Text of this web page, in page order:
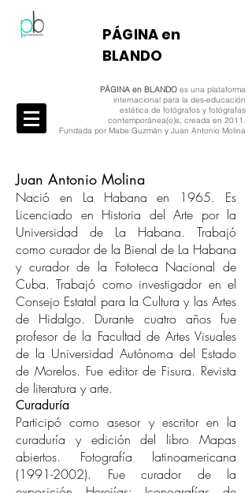
​PÁGINA en
BLANDO
PÁGINA en BLANDO es una plataforma
internacional para la des-educación
estética de fotógrafos y fotógrafas
contemporánea(o)s, creada en 2011.
Fundada por Mabe Guzmán y Juan Antonio Molina
Juan Antonio Molina
Nació en La Habana en 1965. Es
Licenciado en Historia del Arte por la
Universidad de La Habana. Trabajó
como curador de la Bienal de La Habana
y curador de la Fototeca Nacional de
Cuba. Trabajó como investigador en el
Consejo Estatal para la Cultura y las Artes
de Hidalgo. Durante cuatro años fue
profesor de la Facultad de Artes Visuales
de la Universidad Autónoma del Estado
de Morelos. Fue editor de Fisura. Revista
de literatura y arte.
Curaduría
Participó como asesor y escritor en la
curaduría y edición del libro Mapas
abiertos. Fotografía latinoamericana
(1991-2002). Fue curador de la